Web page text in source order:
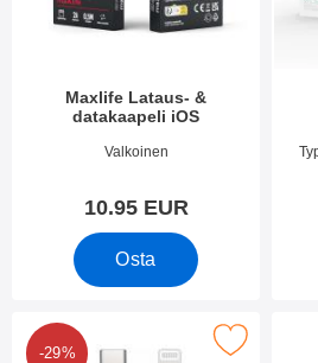
Maxlife Lataus- &
datakaapeli iOS
Tuote.nro 53992
Valkoinen
10.95 EUR
Osta
-29%
Merkitse lightning to USB C